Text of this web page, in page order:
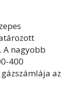
A nagyobb
400
az